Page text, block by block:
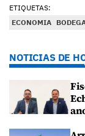
ETIQUETAS:
ECONOMIA
NOTICIAS DE